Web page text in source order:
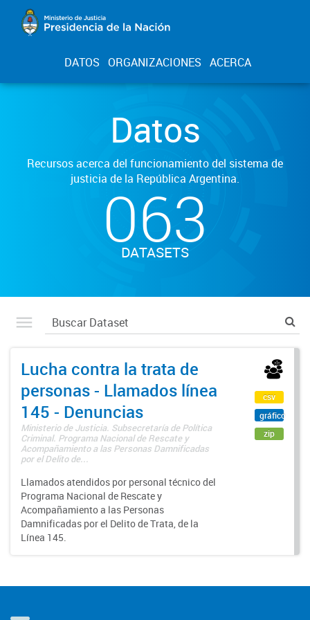
DATOS ORGANIZACIONES ACERCA
Datos
Recursos acerca del funcionamiento del sistema de
justicia de la República Argentina.
063
DATASETS
Lucha contra la trata de
personas - Llamados línea
145 - Denuncias
Ministerio de Justicia. Subsecretaría de Política
Criminal. Programa Nacional de Rescate y
Acompañamiento a las Personas Damnificadas
por el Delito de...
Llamados atendidos por personal técnico del
Programa Nacional de Rescate y
Acompañamiento a las Personas
Damnificadas por el Delito de Trata, de la
Línea 145.
csv
gráfico
zip